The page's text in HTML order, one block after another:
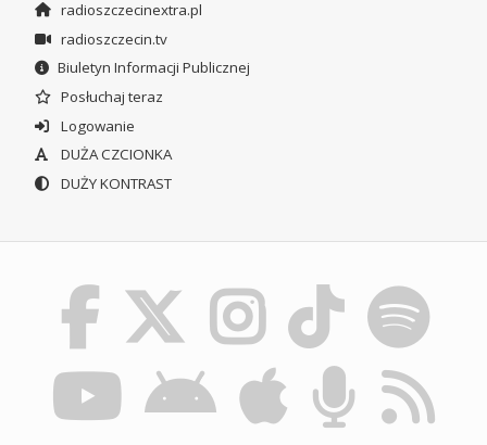
radioszczecinextra.pl
radioszczecin.tv
Biuletyn Informacji Publicznej
Posłuchaj teraz
Logowanie
DUŻA CZCIONKA
DUŻY KONTRAST